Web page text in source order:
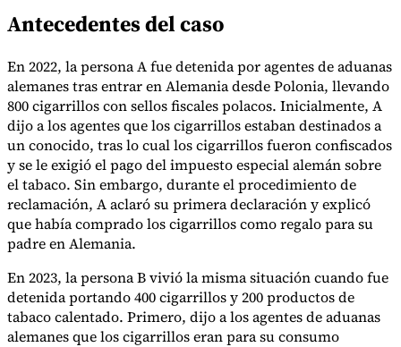
Antecedentes del caso
En 2022, la persona A fue detenida por agentes de aduanas
alemanes tras entrar en Alemania desde Polonia, llevando
800 cigarrillos con sellos fiscales polacos. Inicialmente, A
dijo a los agentes que los cigarrillos estaban destinados a
un conocido, tras lo cual los cigarrillos fueron confiscados
y se le exigió el pago del impuesto especial alemán sobre
el tabaco. Sin embargo, durante el procedimiento de
reclamación, A aclaró su primera declaración y explicó
que había comprado los cigarrillos como regalo para su
padre en Alemania.
En 2023, la persona B vivió la misma situación cuando fue
detenida portando 400 cigarrillos y 200 productos de
tabaco calentado. Primero, dijo a los agentes de aduanas
alemanes que los cigarrillos eran para su consumo